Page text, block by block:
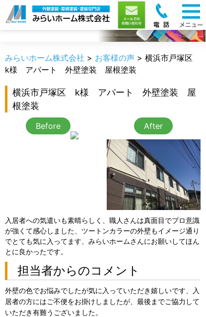
お客様の声
みらいホーム株式会社 > お客様の声 > 横浜市戸塚区
k様 アパート 外壁塗装 屋根塗装
横浜市戸塚区 k様 アパート 外壁塗装 屋
根塗装
Before After
入居者への気遣いも素晴らしく、職人さんは真面目でプロ意識
が強くて感心しました、ツートンカラーの外壁もイメージ通り
でとても気に入ってます、みらいホームさんにお願いしてほん
とに良かったです。
担当者からのコメント
外壁の色でお悩みでしたが気に入っていただき嬉しいです、入
居者の方にはご不便をお掛けしましたが、最後までご協力して
いただき有難うございました。